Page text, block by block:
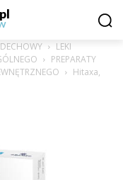
LEKI
PREPARATY
Hitaxa,